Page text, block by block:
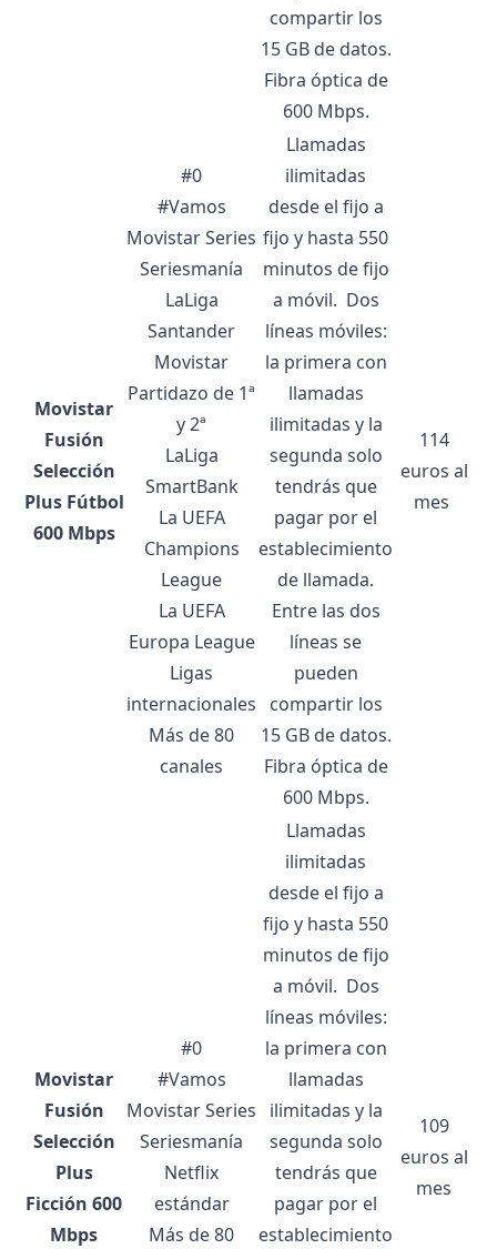
compartir los
15 GB de datos.
Fibra óptica de
600 Mbps.
Movistar
Fusión
Selección
Plus Fútbol
600 Mbps
#0
#Vamos
Movistar Series
Seriesmanía
LaLiga
Santander
Movistar
Partidazo de 1ª
y 2ª
LaLiga
SmartBank
La UEFA
Champions
League
La UEFA
Europa League
Ligas
internacionales
Más de 80
canales
Llamadas
ilimitadas
desde el fijo a
fijo y hasta 550
minutos de fijo
a móvil. Dos
líneas móviles:
la primera con
llamadas
ilimitadas y la
segunda solo
tendrás que
pagar por el
establecimiento
de llamada.
Entre las dos
líneas se
pueden
compartir los
15 GB de datos.
Fibra óptica de
600 Mbps.
114
euros al
mes
Movistar
Fusión
Selección
Plus
Ficción 600
Mbps
#0
#Vamos
Movistar Series
Seriesmanía
Netflix
estándar
Más de 80
Llamadas
ilimitadas
desde el fijo a
fijo y hasta 550
minutos de fijo
a móvil. Dos
líneas móviles:
la primera con
llamadas
ilimitadas y la
segunda solo
tendrás que
pagar por el
establecimiento
109
euros al
mes